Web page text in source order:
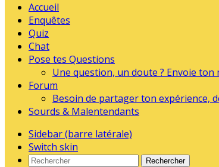
Accueil
Enquêtes
Quiz
Chat
Pose tes Questions
Une question, un doute ? Envoie ton
Forum
Besoin de partager ton expérience,
Sourds & Malentendants
Sidebar (barre latérale)
Switch skin
Rechercher